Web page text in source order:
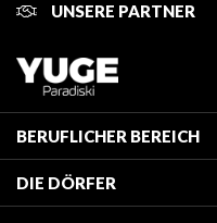
UNSERE PARTNER
BERUFLICHER BEREICH
Mitglied des
Klassifizierung von Möbeln
DIE DÖRFER